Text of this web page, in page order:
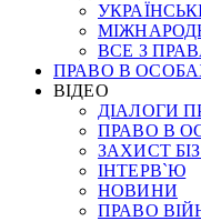
ВСЕ З
ПРАВО В
ВІДЕО
ДІАЛОГИ
ПРАВО В
ЗАХИСТ
ІНТЕРВ`Ю
НОВИНИ
ПРАВО